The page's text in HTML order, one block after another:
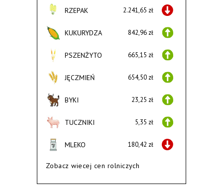
RZEPAK 2.241,65 zł
KUKURYDZA 842,96 zł
PSZENŻYTO 665,15 zł
JĘCZMIEŃ 654,50 zł
BYKI 23,25 zł
TUCZNIKI 5,35 zł
MLEKO 180,42 zł
Zobacz wiecej cen rolniczych